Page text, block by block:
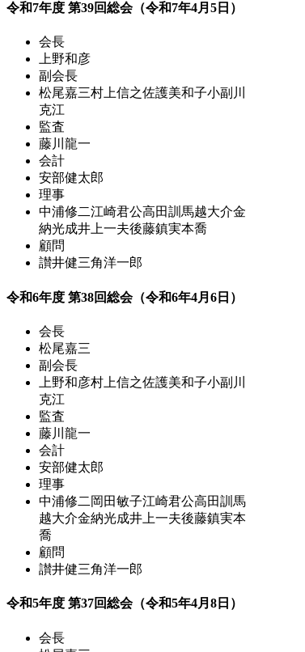
令和7年度 第39回総会（令和7年4月5日）
会長
上野和彦
副会長
松尾嘉三村上信之佐護美和子小副川
克江
監査
藤川龍一
会計
安部健太郎
理事
中浦修二江崎君公高田訓 馬越大介金
納光成井上一夫後藤鎮実本喬
顧問
讃井健三角洋一郎
令和6年度 第38回総会（令和6年4月6日）
会長
松尾嘉三
副会長
上野和彦村上信之佐護美和子小副川
克江
監査
藤川龍一
会計
安部健太郎
理事
中浦修二 岡田敏子江崎君公高田訓 馬
越大介金納光成井上一夫後藤鎮実本
喬
顧問
讃井健三角洋一郎
令和5年度 第37回総会（令和5年4月8日）
会長